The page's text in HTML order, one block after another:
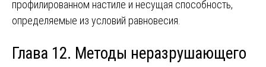
профилированном настиле и несущая способность,
определяемые из условий равновесия.
Глава 12. Методы неразрушающего